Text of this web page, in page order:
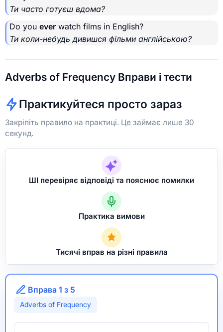
Ти часто готуєш вдома?
Do you ever watch films in English?
Ти коли-небудь дивишся фільми англійською?
Adverbs of Frequency Вправи і тести
Практикуйтеся просто зараз
Закріпіть правило на практиці. Це займає лише 30
секунд.
ШІ перевіряє відповіді та пояснює помилки
Практика вимови
Тисячі вправ на різні правила
Вправа 1 з 5
Adverbs of Frequency